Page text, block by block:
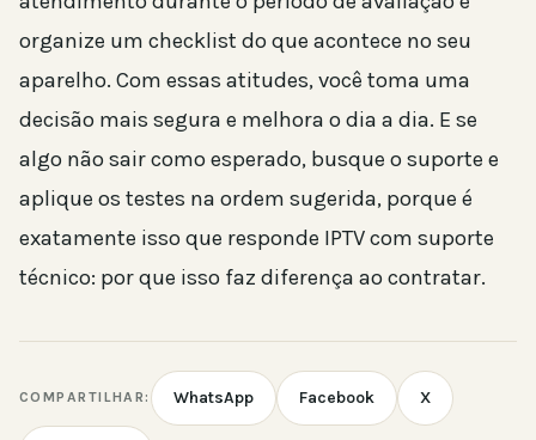
organize um checklist do que acontece no seu
aparelho. Com essas atitudes, você toma uma
decisão mais segura e melhora o dia a dia. E se
algo não sair como esperado, busque o suporte e
aplique os testes na ordem sugerida, porque é
exatamente isso que responde IPTV com suporte
técnico: por que isso faz diferença ao contratar.
COMPARTILHAR: WhatsApp Facebook X